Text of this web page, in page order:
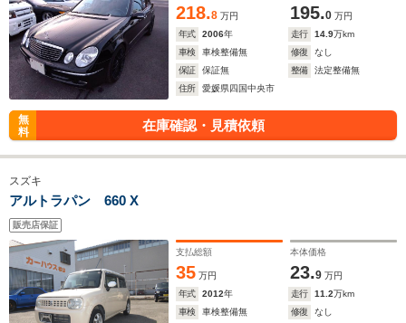
218.8 万円 195.0 万円
年式
2006年 走行 14.9万km
車検
車検整備無 修復
なし
保証
保証無 整備
法定整備無
住所
愛媛県四国中央市
無
料
在庫確認・見積依頼
スズキ
アルトラパン 660 X
販売店保証
支払総額
35 万円
本体価格
23.9 万円
年式
2012年 走行 11.2万km
車検
車検整備無 修復 なし